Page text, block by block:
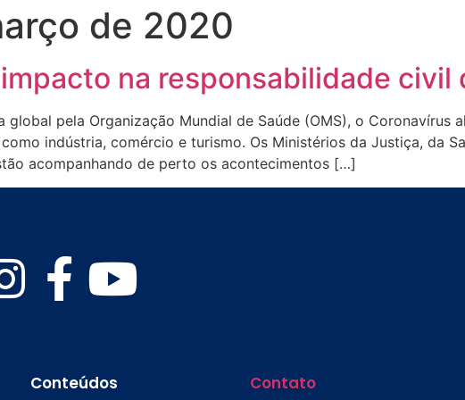
de 2020
na responsabilidade civil
global pela Organização Mundial de Saúde (OMS), o Coronavírus
indústria, comércio e turismo. Os Ministérios da Justiça, da
acompanhando de perto os acontecimentos […]
Conteúdos Contato